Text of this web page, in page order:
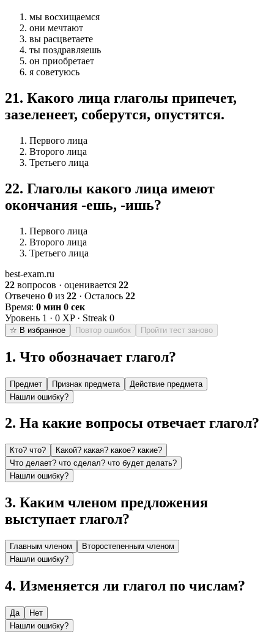
мы восхищаемся
они мечтают
вы расцветаете
ты поздравляешь
он приобретает
я советуюсь
21. Какого лица глаголы припечет,
зазеленеет, соберутся, опустятся.
Первого лица
Второго лица
Третьего лица
22. Глаголы какого лица имеют
окончания -ешь, -ишь?
Первого лица
Второго лица
Третьего лица
best-exam.ru
22 вопросов · оценивается 22
Отвечено 0 из 22 · Осталось 22
Время: 0 мин 0 сек
Уровень 1 · 0 XP · Streak 0
☆ В избранное Повтор ошибок Пройти тест заново
1. Что обозначает глагол?
Предмет Признак предмета
Действие предмета
Нашли ошибку?
2. На какие вопросы отвечает глагол?
Кто? что?
Какой? какая? какое? какие?
Что делает? что сделал? что будет делать?
Нашли ошибку?
3. Каким членом предложения
выступает глагол?
Главным членом
Второстепенным членом
Нашли ошибку?
4. Изменяется ли глагол по числам?
Да
Нет
Нашли ошибку?